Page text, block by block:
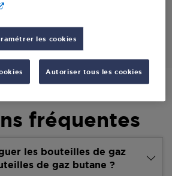
fréquentes
les bouteilles de gaz
de gaz butane ?
les cookies
Autoriser tous les cookies